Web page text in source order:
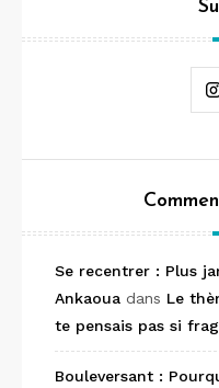
Se recentrer : Plus
Ankaoua dans Le
te pensais pas si
Bouleversant :